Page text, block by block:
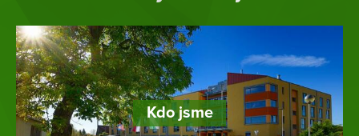
Kdo jsme